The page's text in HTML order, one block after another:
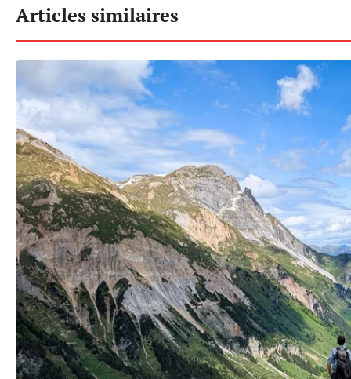
Articles similaires